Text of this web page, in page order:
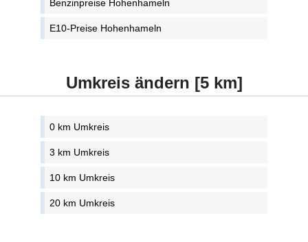
Benzinpreise Hohenhameln
E10-Preise Hohenhameln
Umkreis ändern [5 km]
0 km Umkreis
3 km Umkreis
10 km Umkreis
20 km Umkreis